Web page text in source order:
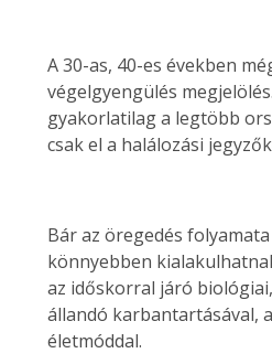
Okoselőfizetés
Extra és az Ezermester Old
Timer lapszámai,
visszamenőleg is! A Laptapir új,
innovatív, praktikus és egyedi
megoldás a nyomtatott
magazinok digitális olvasására
A 30-as, 40-es években
végelgyengülés
gyakorlatilag a legtöbb
csak el a halálozási
Bár az öregedés
könnyebben
az időskorral járó
állandó karbantartásával,
életmóddal.